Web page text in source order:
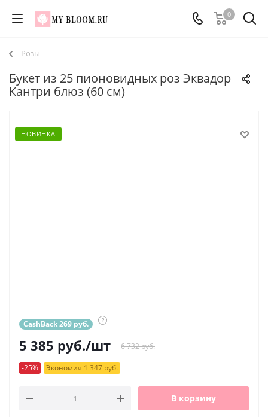
0
Розы
Букет из 25 пионовидных роз Эквадор
Кантри блюз (60 см)
НОВИНКА
CashBack 269 руб. ?
5 385 руб./шт 6 732 руб.
-25% Экономия 1 347 руб.
В корзину